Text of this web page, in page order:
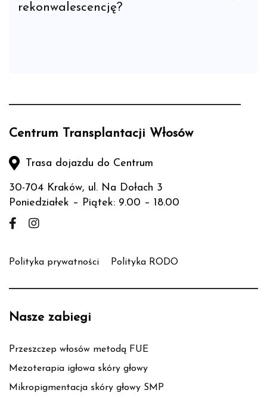
rekonwalescencję?
Centrum Transplantacji Włosów
Trasa dojazdu do Centrum
30-704 Kraków, ul. Na Dołach 3
Poniedziałek – Piątek: 9.00 – 18.00
Polityka prywatności Polityka RODO
Nasze zabiegi
Przeszczep włosów metodą FUE
Mezoterapia igłowa skóry głowy
Mikropigmentacja skóry głowy SMP